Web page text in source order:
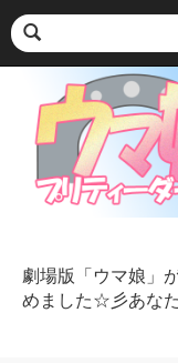
劇場版「ウマ娘」
めました☆彡あな